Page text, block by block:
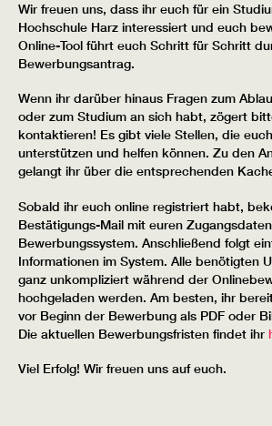
Wir freuen uns, dass ihr euch für ein
Hochschule Harz interessiert und euch
Online-Tool führt euch Schritt für Schritt
Bewerbungsantrag.
Wenn ihr darüber hinaus Fragen zum
oder zum Studium an sich habt, zögert
kontaktieren! Es gibt viele Stellen, die
unterstützen und helfen können. Zu den
gelangt ihr über die entsprechenden
Sobald ihr euch online registriert habt,
Bestätigungs-Mail mit euren
Bewerbungssystem. Anschließend folgt
Informationen im System. Alle benötigten
ganz unkompliziert während der
hochgeladen werden. Am besten, ihr
vor Beginn der Bewerbung als PDF oder
Die aktuellen Bewerbungsfristen findet ihr
Viel Erfolg! Wir freuen uns auf euch.